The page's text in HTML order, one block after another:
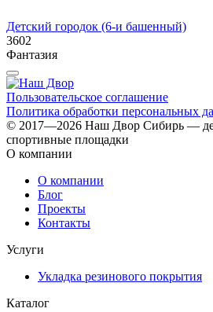
Детский городок (6-и башенный)
3602
Фантазия
Пользовательское соглашение
Политика обработки персональных
© 2017—2026 Наш Двор Сибирь —
спортивные площадки
О компании
О компании
Блог
Проекты
Контакты
Услуги
Укладка резинового покрытия
Каталог